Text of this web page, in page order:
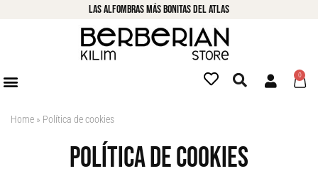
LAs alfombras más bonitas del atlas
0
Home » Política de cookies
Política de cookies